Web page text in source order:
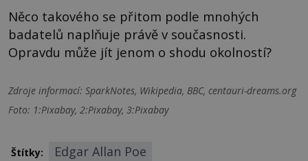
Něco takového se přitom podle mnohých
badatelů naplňuje právě v současnosti.
Opravdu může jít jenom o shodu okolností?
Zdroje informací: SparkNotes, Wikipedia, BBC, centauri-dreams.org
Foto: 1:Pixabay, 2:Pixabay, 3:Pixabay
Štítky:
Edgar Allan Poe